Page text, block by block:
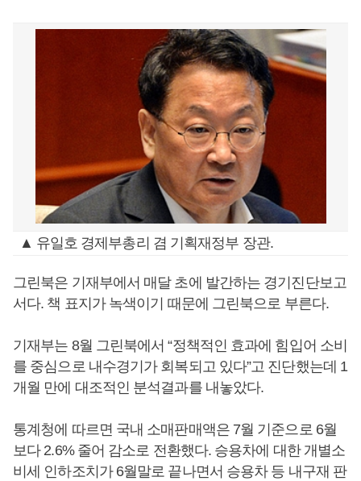
▲ 유일호 경제부총리 겸 기획재정부 장관.
그린북은 기재부에서 매달 초에 발간하는 경기진단보고
서다. 책 표지가 녹색이기 때문에 그린북으로 부른다.
기재부는 8월 그린북에서 “정책적인 효과에 힘입어 소비
를 중심으로 내수경기가 회복되고 있다”고 진단했는데 1
개월 만에 대조적인 분석결과를 내놓았다.
통계청에 따르면 국내 소매판매액은 7월 기준으로 6월
보다 2.6% 줄어 감소로 전환했다. 승용차에 대한 개별소
비세 인하조치가 6월말로 끝나면서 승용차 등 내구재 판